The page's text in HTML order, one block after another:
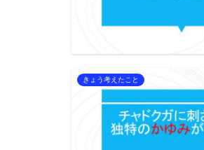
きょう考えたこと